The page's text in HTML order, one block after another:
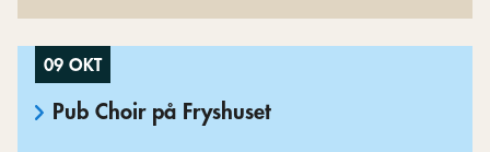
09 OKT
Pub Choir på Fryshuset